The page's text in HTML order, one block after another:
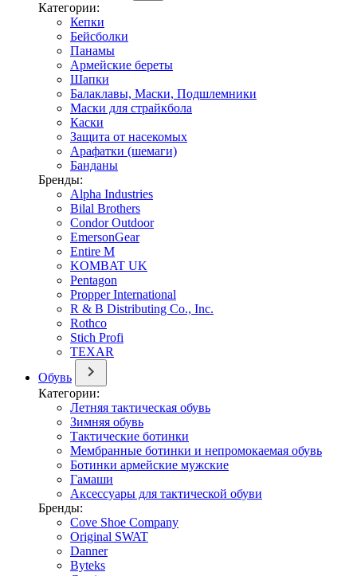
Категории:
Кепки
Бейсболки
Панамы
Армейские береты
Шапки
Балаклавы, Маски, Подшлемники
Маски для страйкбола
Каски
Защита от насекомых
Арафатки (шемаги)
Банданы
Бренды:
Alpha Industries
Bilal Brothers
Condor Outdoor
EmersonGear
Entire M
KOMBAT UK
Pentagon
Propper International
R & B Distributing Co., Inc.
Rothco
Stich Profi
TEXAR
Обувь
Категории:
Летняя тактическая обувь
Зимняя обувь
Тактические ботинки
Мембранные ботинки и непромокаемая обувь
Ботинки армейские мужские
Гамаши
Аксессуары для тактической обуви
Бренды:
Cove Shoe Company
Original SWAT
Danner
Byteks